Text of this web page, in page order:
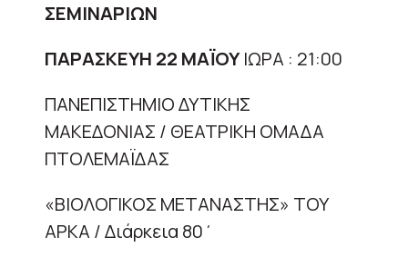
ΣΕΜΙΝΑΡΙΩΝ
ΠΑΡΑΣΚΕΥΗ 22 ΜΑΪΟΥ|ΩΡΑ : 21:00
ΠΑΝΕΠΙΣΤΗΜΙΟ ΔΥΤΙΚΗΣ
ΜΑΚΕΔΟΝΙΑΣ / ΘΕΑΤΡΙΚΗ ΟΜΑΔΑ
ΠΤΟΛΕΜΑΪΔΑΣ
«ΒΙΟΛΟΓΙΚΟΣ ΜΕΤΑΝΑΣΤΗΣ» ΤΟΥ
ΑΡΚΑ / Διάρκεια 80΄